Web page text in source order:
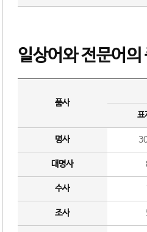
일상어와 전문어의
품사
표
명사
대명사
수사
조사